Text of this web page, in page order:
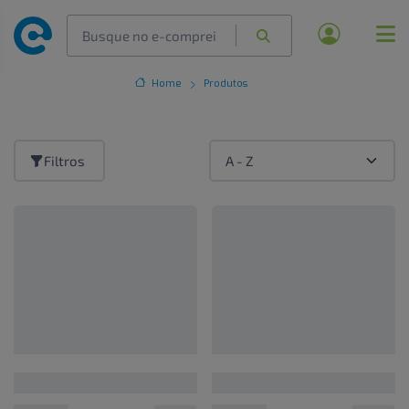
Home Produtos
Filtros